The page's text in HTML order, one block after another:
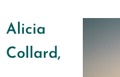
Alicia
Collard,